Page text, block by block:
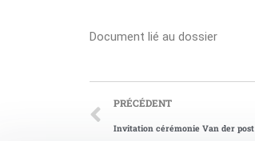
Document lié au dossier
PRÉCÉDENT
Invitation cérémonie Van der post